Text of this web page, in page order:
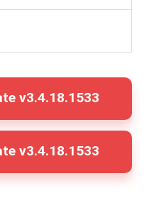
v3.4.18.1533
v3.4.18.1533